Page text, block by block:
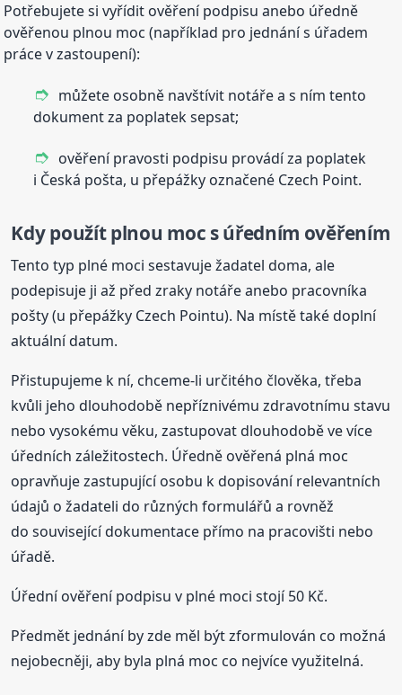
Potřebujete si vyřídit ověření podpisu anebo úředně
ověřenou plnou moc (například pro jednání s úřadem
práce v zastoupení):
můžete osobně navštívit notáře a s ním tento
dokument za poplatek sepsat;
ověření pravosti podpisu provádí za poplatek
i Česká pošta, u přepážky označené Czech Point.
Kdy použít plnou moc s úředním ověřením
Tento typ plné moci sestavuje žadatel doma, ale
podepisuje ji až před zraky notáře anebo pracovníka
pošty (u přepážky Czech Pointu). Na místě také doplní
aktuální datum.
Přistupujeme k ní, chceme-li určitého člověka, třeba
kvůli jeho dlouhodobě nepříznivému zdravotnímu stavu
nebo vysokému věku, zastupovat dlouhodobě ve více
úředních záležitostech. Úředně ověřená plná moc
opravňuje zastupující osobu k dopisování relevantních
údajů o žadateli do různých formulářů a rovněž
do související dokumentace přímo na pracovišti nebo
úřadě.
Úřední ověření podpisu v plné moci stojí 50 Kč.
Předmět jednání by zde měl být zformulován co možná
nejobecněji, aby byla plná moc co nejvíce využitelná.